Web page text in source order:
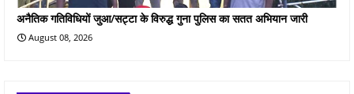
अनैतिक गतिविधियों जुआ/सट्टा के विरुद्ध गुना पुलिस का सतत अभियान जारी
August 08, 2026